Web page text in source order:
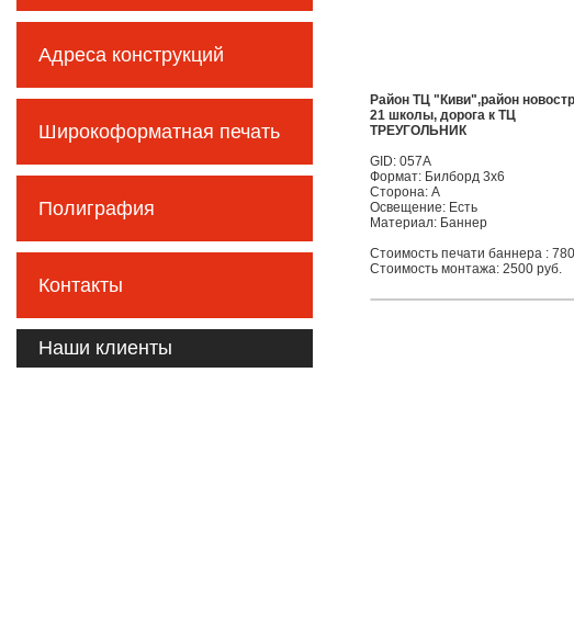
Адреса конструкций
Широкоформатная печать
Полиграфия
Контакты
Наши клиенты
Район ТЦ "Киви",район
21 школы, дорога к ТЦ
ТРЕУГОЛЬНИК
GID: 057А
Формат: Билборд 3х6
Сторона: А
Освещение: Есть
Материал: Баннер
Стоимость печати баннера :
Стоимость монтажа: 2500 руб.